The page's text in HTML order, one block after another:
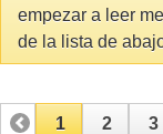
empezar a leer
de la lista de
1 2 3